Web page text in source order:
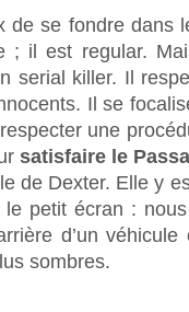
de se fondre dans
; il est regular.
serial killer. Il
Il se
une
satisfaire le
de Dexter. Elle y
petit écran : nous
d’un
sombres.